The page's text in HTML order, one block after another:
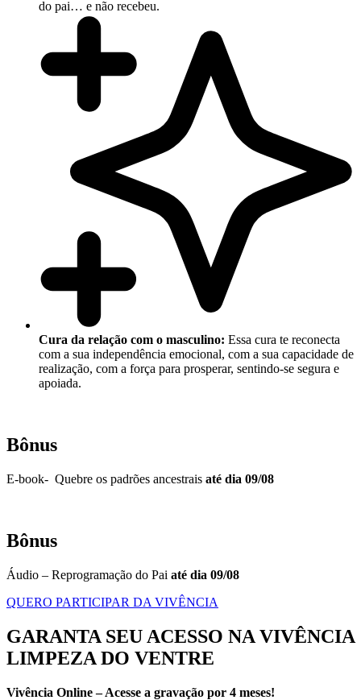
do pai… e não recebeu.
Cura da relação com o masculino: Essa cura te reconecta
com a sua independência emocional, com a sua capacidade de
realização, com a força para prosperar, sentindo-se segura e
apoiada.
Bônus
E-book- Quebre os padrões ancestrais até dia 09/08
Bônus
Áudio – Reprogramação do Pai até dia 09/08
QUERO PARTICIPAR DA VIVÊNCIA
GARANTA SEU ACESSO NA VIVÊNCIA
LIMPEZA DO VENTRE
Vivência Online – Acesse a gravação por 4 meses!